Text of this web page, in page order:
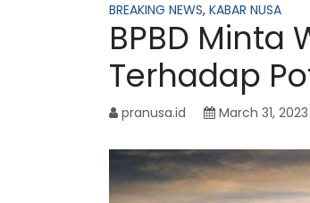
BREAKING NEWS, KABAR NUSA
BPBD Minta
Terhadap
pranusa.id March 31, 2023